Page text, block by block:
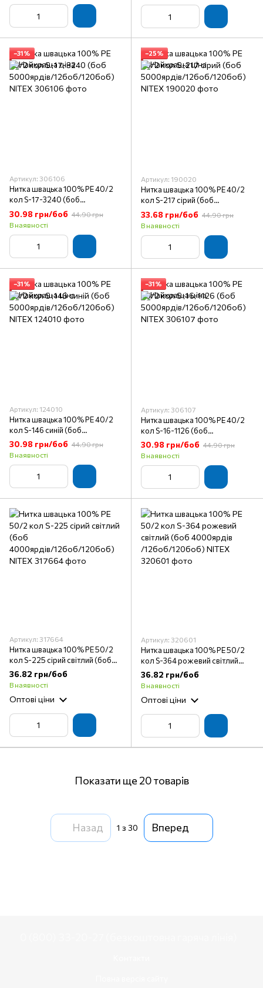
−31%
Артикул: 306106
Нитка швацька 100% PE 40/2
кол S-17-3240 (боб
5000ярдів/12боб/120боб)
NITEX
30.98 грн/боб 44.90 грн
В наявності
−25%
Артикул: 190020
Нитка швацька 100% PE 40/2
кол S-217 сірий (боб
5000ярдів/12боб/120боб)
NITEX
33.68 грн/боб 44.90 грн
В наявності
−31%
Артикул: 124010
Нитка швацька 100% PE 40/2
кол S-146 синій (боб
5000ярдів/12боб/120боб)
NITEX
30.98 грн/боб 44.90 грн
В наявності
−31%
Артикул: 306107
Нитка швацька 100% PE 40/2
кол S-16-1126 (боб
5000ярдів/12боб/120боб)
NITEX
30.98 грн/боб 44.90 грн
В наявності
Артикул: 317664
Нитка швацька 100% PE 50/2
кол S-225 сірий світлий (боб
4000ярдів/12боб/120боб)
NITEX
36.82 грн/боб
В наявності
Оптові ціни
Артикул: 320601
Нитка швацька 100% PE 50/2
кол S-364 рожевий світлий
(боб 4000ярдів
/12боб/120боб) NITEX
36.82 грн/боб
В наявності
Оптові ціни
Показати ще 20 товарів
Назад 1 з 30 Вперед